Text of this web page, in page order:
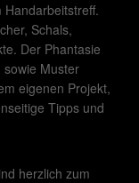
Schals,
Der Phantasie
Muster
eigenen Projekt,
Tipps und
herzlich zum